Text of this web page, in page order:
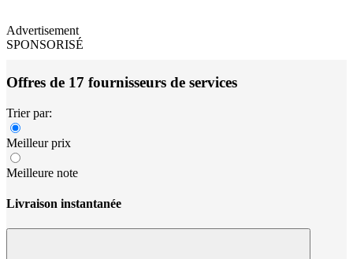
Advertisement
SPONSORISÉ
Offres de 17 fournisseurs de services
Trier par:
Meilleur prix
Meilleure note
Livraison instantanée